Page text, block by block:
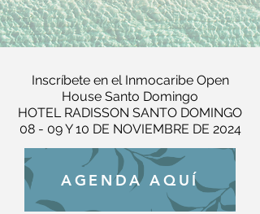
Inscríbete en el Inmocaribe Open
House Santo Domingo
HOTEL RADISSON SANTO DOMINGO
08 - 09 Y 10 DE NOVIEMBRE DE 2024
AGENDA AQUÍ